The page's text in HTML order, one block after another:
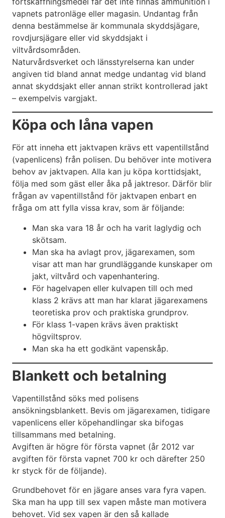
vapnets patronläge eller magasin. Undantag från
denna bestämmelse är kommunala skyddsjägare,
rovdjursjägare eller vid skyddsjakt i
viltvårdsområden.
Naturvårdsverket och länsstyrelserna kan under
angiven tid bland annat medge undantag vid bland
annat skyddsjakt eller annan strikt kontrollerad jakt
– exempelvis vargjakt.
Köpa och låna vapen
För att inneha ett jaktvapen krävs ett vapentillstånd
(vapenlicens) från polisen. Du behöver inte motivera
behov av jaktvapen. Alla kan ju köpa korttidsjakt,
följa med som gäst eller åka på jaktresor. Därför blir
frågan av vapentillstånd för jaktvapen enbart en
fråga om att fylla vissa krav, som är följande:
Man ska vara 18 år och ha varit laglydig och
skötsam.
Man ska ha avlagt prov, jägarexamen, som
visar att man har grundläggande kunskaper om
jakt, viltvård och vapenhantering.
För hagelvapen eller kulvapen till och med
klass 2 krävs att man har klarat jägarexamens
teoretiska prov och praktiska grundprov.
För klass 1-vapen krävs även praktiskt
högviltsprov.
Man ska ha ett godkänt vapenskåp.
Blankett och betalning
Vapentillstånd söks med polisens
ansökningsblankett. Bevis om jägarexamen, tidigare
vapenlicens eller köpehandlingar ska bifogas
tillsammans med betalning.
Avgiften är högre för första vapnet (år 2012 var
avgiften för första vapnet 700 kr och därefter 250
kr styck för de följande).
Grundbehovet för en jägare anses vara fyra vapen.
Ska man ha upp till sex vapen måste man motivera
behovet. Vid sex vapen är den så kallade